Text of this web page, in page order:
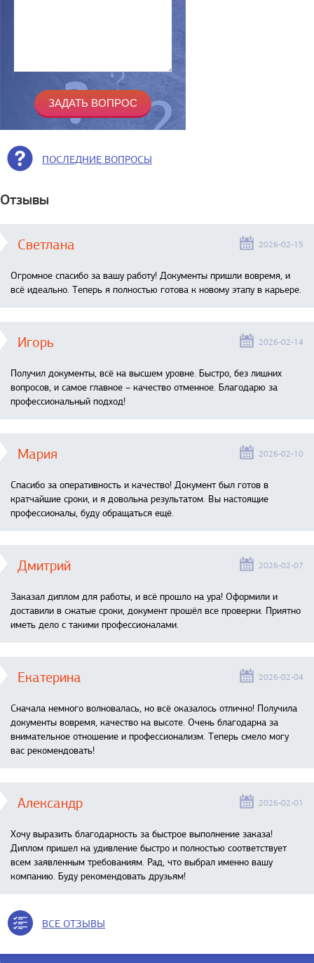
ПОСЛЕДНИЕ ВОПРОСЫ
Отзывы
Светлана 2026-02-15
Огромное спасибо за вашу работу! Документы пришли вовремя, и
всё идеально. Теперь я полностью готова к новому этапу в карьере.
Игорь 2026-02-14
Получил документы, всё на высшем уровне. Быстро, без лишних
вопросов, и самое главное – качество отменное. Благодарю за
профессиональный подход!
Мария 2026-02-10
Спасибо за оперативность и качество! Документ был готов в
кратчайшие сроки, и я довольна результатом. Вы настоящие
профессионалы, буду обращаться ещё.
Дмитрий 2026-02-07
Заказал диплом для работы, и всё прошло на ура! Оформили и
доставили в сжатые сроки, документ прошёл все проверки. Приятно
иметь дело с такими профессионалами.
Екатерина 2026-02-04
Сначала немного волновалась, но всё оказалось отлично! Получила
документы вовремя, качество на высоте. Очень благодарна за
внимательное отношение и профессионализм. Теперь смело могу
вас рекомендовать!
Александр 2026-02-01
Хочу выразить благодарность за быстрое выполнение заказа!
Диплом пришел на удивление быстро и полностью соответствует
всем заявленным требованиям. Рад, что выбрал именно вашу
компанию. Буду рекомендовать друзьям!
ВСЕ ОТЗЫВЫ